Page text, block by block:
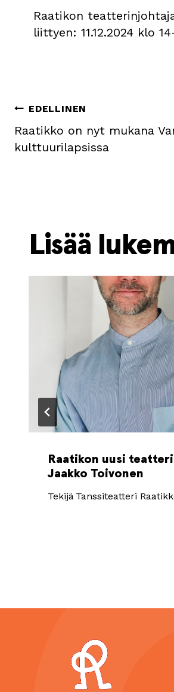
Raatikon
liittyen: 11.12.2024 klo
Artikkelien
selaus
EDELLINEN
Raatikko on nyt mukana
kulttuurilapsissa
Lisää
Raatikon uusi
Jaakko Toivonen
Tekijä Tanssiteatteri